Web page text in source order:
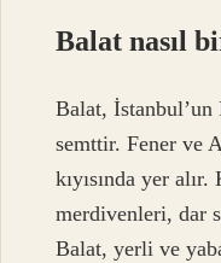
Balat nasıl
Balat,
semttir. Fener ve
kıyısında yer
merdivenleri, dar
Balat, yerli ve